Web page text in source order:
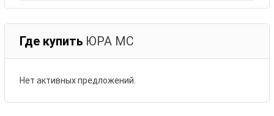
Где купить ЮРА МС
Нет активных предложений.